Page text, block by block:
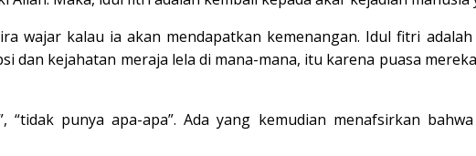
wajar kalau ia akan mendapatkan kemenangan. Idul fitri
dan kejahatan meraja lela di mana-mana, itu karena puasa mereka
“tidak punya apa-apa”. Ada yang kemudian menafsirkan